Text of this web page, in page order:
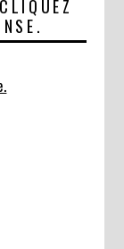
CLIQUEZ